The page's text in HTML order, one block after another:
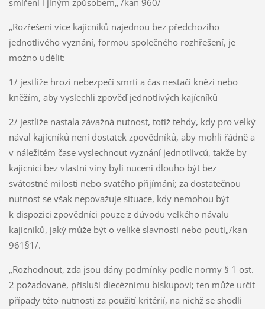
smíření i jiným způsobem„ /kan 960/
„Rozřešení více kajícníků najednou bez předchozího
jednotlivého vyznání, formou společného rozhřešení, je
možno udělit:
1/ jestliže hrozí nebezpečí smrti a čas nestačí knězi nebo
kněžím, aby vyslechli zpověď jednotlivých kajícníků
2/ jestliže nastala závažná nutnost, totiž tehdy, kdy pro velký
nával kajícníků není dostatek zpovědníků, aby mohli řádně a
v náležitém čase vyslechnout vyznání jednotlivců, takže by
kajícníci bez vlastní viny byli nuceni dlouho být bez
svátostné milosti nebo svatého přijímání; za dostatečnou
nutnost se však nepovažuje situace, kdy nemohou být
k dispozici zpovědníci pouze z důvodu velkého návalu
kajícníků, jaký může být o veliké slavnosti nebo pouti„/kan
961§1/.
„Rozhodnout, zda jsou dány podmínky podle normy § 1 ost.
2 požadované, přísluší diecéznímu biskupovi; ten může určit
případy této nutnosti za použití kritérií, na nichž se shodli